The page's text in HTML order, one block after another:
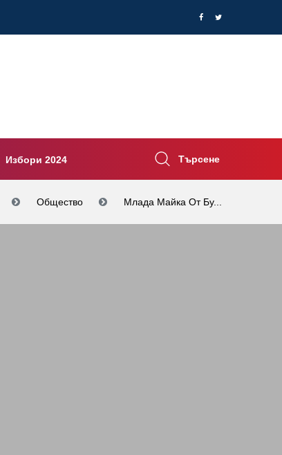
Избори 2024 Търсене
Общество Млада Майка От Бу...